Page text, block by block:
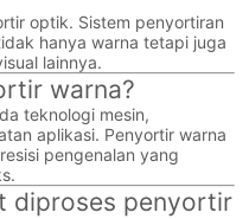
optik. Sistem penyortiran
hanya warna tetapi juga
lainnya.
warna?
teknologi mesin,
aplikasi. Penyortir warna
pengenalan yang
diproses penyortir